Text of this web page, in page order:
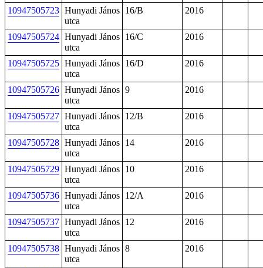
10947505723 Hunyadi János
utca
16/B 2016
10947505724 Hunyadi János
utca
16/C 2016
10947505725 Hunyadi János
utca
16/D 2016
10947505726 Hunyadi János
utca
9 2016
10947505727 Hunyadi János
utca
12/B 2016
10947505728 Hunyadi János
utca
14 2016
10947505729 Hunyadi János
utca
10 2016
10947505736 Hunyadi János
utca
12/A 2016
10947505737 Hunyadi János
utca
12 2016
10947505738 Hunyadi János
utca
8 2016